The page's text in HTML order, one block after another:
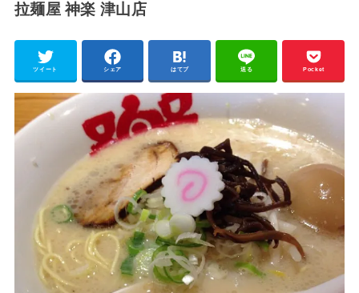
拉麺屋 神楽 津山店
ツイート シェア はてブ 送る Pocket